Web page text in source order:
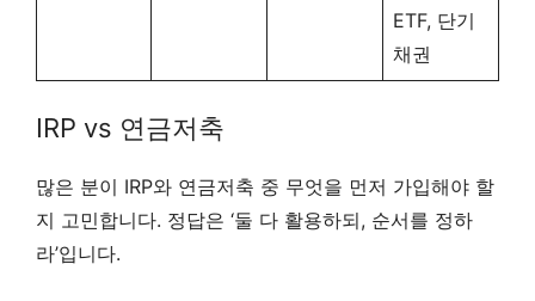
ETF, 단기
채권
IRP vs 연금저축
많은 분이 IRP와 연금저축 중 무엇을 먼저 가입해야 할
지 고민합니다. 정답은 ‘둘 다 활용하되, 순서를 정하
라’입니다.